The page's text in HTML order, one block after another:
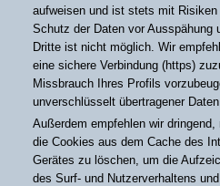
aufweisen und ist stets mit
Schutz der Daten vor Ausspähung
Dritte ist nicht möglich. Wir
eine sichere Verbindung (https)
Missbrauch Ihres Profils
unverschlüsselt übertragener
Außerdem empfehlen wir
die Cookies aus dem Cache des
Gerätes zu löschen, um die
des Surf- und Nutzerverhaltens